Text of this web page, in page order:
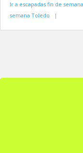
Ir a escapadas fin de
semana Toledo
|